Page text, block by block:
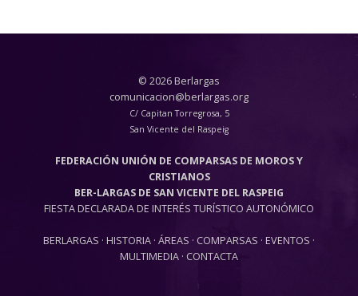
© 2026 Berlargas
comunicacion@berlargas.org
C/ Capitan Torregrosa, 5
San Vicente del Raspeig
FEDERACIÓN UNIÓN DE COMPARSAS DE MOROS Y
CRISTIANOS
BER-LARGAS DE SAN VICENTE DEL RASPEIG
FIESTA DECLARADA DE INTERÉS TURÍSTICO AUTONÓMICO
BERLARGAS · HISTORIA · ÁREAS · COMPARSAS · EVENTOS ·
MULTIMEDIA · CONTACTA